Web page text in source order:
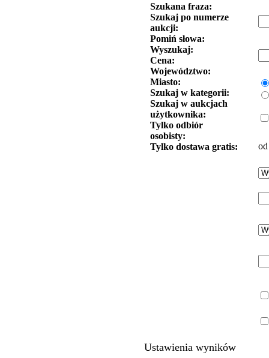
Szukana fraza:
Szukaj po numerze
aukcji:
Pomiń słowa:
Wyszukaj:
Cena:
Województwo:
Miasto:
Szukaj w kategorii:
Szukaj w aukcjach
użytkownika:
Tylko odbiór
osobisty:
Tylko dostawa gratis:
od
Ustawienia wyników